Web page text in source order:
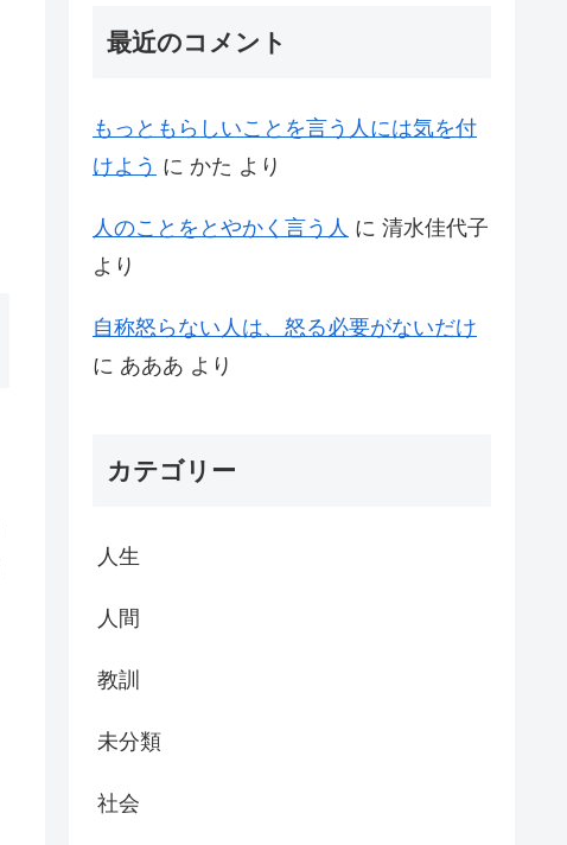
最近のコメント
もっともらしいことを言う人には気を付
けよう に かた より
人のことをとやかく言う人 に 清水佳代子
より
自称怒らない人は、怒る必要がないだけ
に あああ より
カテゴリー
人生
人間
教訓
未分類
社会